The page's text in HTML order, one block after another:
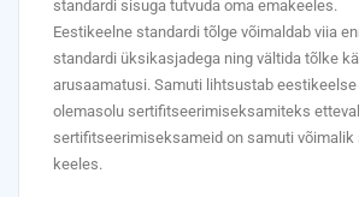
standardi sisuga tutvuda oma emakeeles.
Eestikeelne standardi tõlge võimaldab viia
standardi üksikasjadega ning vältida tõlke
arusaamatusi. Samuti lihtsustab
olemasolu sertifitseerimiseksamiteks
sertifitseerimiseksameid on samuti võimalik
keeles.